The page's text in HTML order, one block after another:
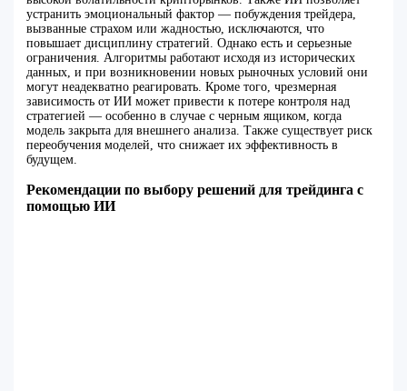
устранить эмоциональный фактор — побуждения трейдера,
вызванные страхом или жадностью, исключаются, что
повышает дисциплину стратегий. Однако есть и серьезные
ограничения. Алгоритмы работают исходя из исторических
данных, и при возникновении новых рыночных условий они
могут неадекватно реагировать. Кроме того, чрезмерная
зависимость от ИИ может привести к потере контроля над
стратегией — особенно в случае с черным ящиком, когда
модель закрыта для внешнего анализа. Также существует риск
переобучения моделей, что снижает их эффективность в
будущем.
Рекомендации по выбору решений для трейдинга с
помощью ИИ